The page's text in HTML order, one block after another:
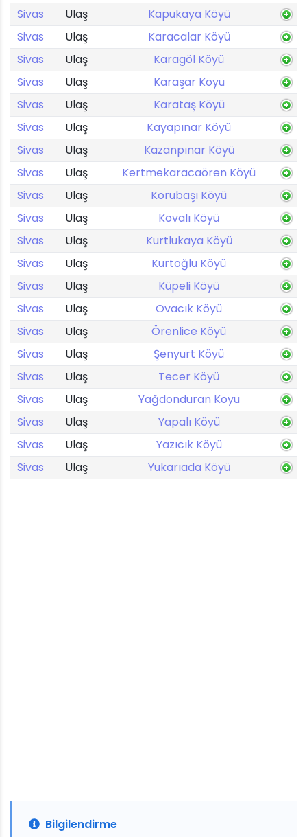
Sivas
Ulaş
Kapukaya Köyü
Sivas
Ulaş
Karacalar Köyü
Sivas
Ulaş
Karagöl Köyü
Sivas
Ulaş
Karaşar Köyü
Sivas
Ulaş
Karataş Köyü
Sivas
Ulaş
Kayapınar Köyü
Sivas
Ulaş
Kazanpınar Köyü
Sivas
Ulaş
Kertmekaracaören Köyü
Sivas
Ulaş
Korubaşı Köyü
Sivas
Ulaş
Kovalı Köyü
Sivas
Ulaş
Kurtlukaya Köyü
Sivas
Ulaş
Kurtoğlu Köyü
Sivas
Ulaş
Küpeli Köyü
Sivas
Ulaş
Ovacık Köyü
Sivas
Ulaş
Örenlice Köyü
Sivas
Ulaş
Şenyurt Köyü
Sivas
Ulaş
Tecer Köyü
Sivas
Ulaş
Yağdonduran Köyü
Sivas
Ulaş
Yapalı Köyü
Sivas
Ulaş
Yazıcık Köyü
Sivas
Ulaş Yukarıada Köyü
Bilgilendirme